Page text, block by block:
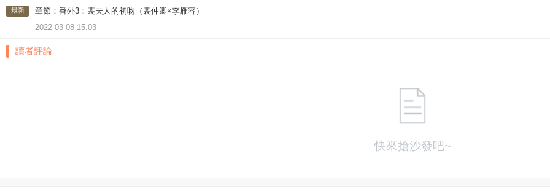
最新
章節：番外3：裴夫人的初吻（裴仲卿×李雁容）
2022-03-08 15:03
讀者評論
快來搶沙發吧~